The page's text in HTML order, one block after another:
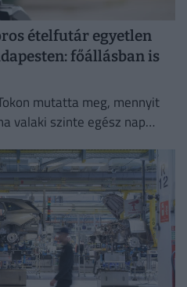
ételfutár egyetlen
főállásban is
mutatta meg, mennyit
valaki szinte egész nap